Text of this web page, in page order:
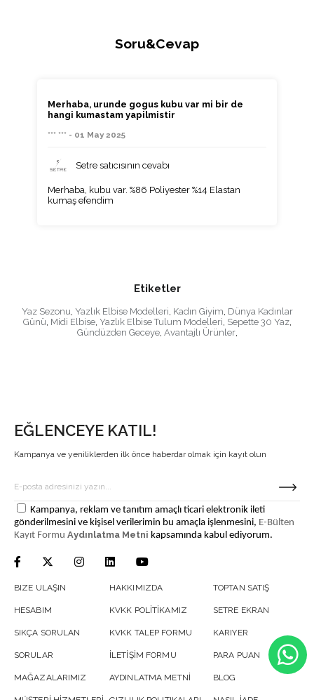
Soru&Cevap
Merhaba, urunde gogus kubu var mi bir de
hangi kumastam yapilmistir
*** *** - 01 May 2025
Setre satıcısının cevabı
Merhaba, kubu var. %86 Poliyester %14 Elastan
kumaş efendim
Etiketler
Yaz Sezonu Yazlık Elbise Modelleri Kadın Giyim Dünya Kadınlar
Günü Midi Elbise, Yazlık Elbise Tulum Modelleri Sepette 30 Yaz,
Gündüzden Geceye, Avantajlı Ürünler,
EĞLENCEYE KATIL!
Kampanya ve yeniliklerden ilk önce haberdar olmak için kayıt olun
Kampanya, reklam ve tanıtım amaçlı ticari elektronik ileti
gönderilmesini ve kişisel verilerimin bu amaçla işlenmesini, E-Bülten
Kayıt Formu Aydınlatma Metni kapsamında kabul ediyorum.
BIZE ULAŞIN
HESABIM
SIKÇA SORULAN
SORULAR
MAĞAZALARIMIZ
HAKKIMIZDA
KVKK POLİTİKAMIZ
KVKK TALEP FORMU
İLETİŞİM FORMU
AYDINLATMA METNİ
TOPTAN SATIŞ
SETRE EKRAN
KARIYER
PARA PUAN
BLOG